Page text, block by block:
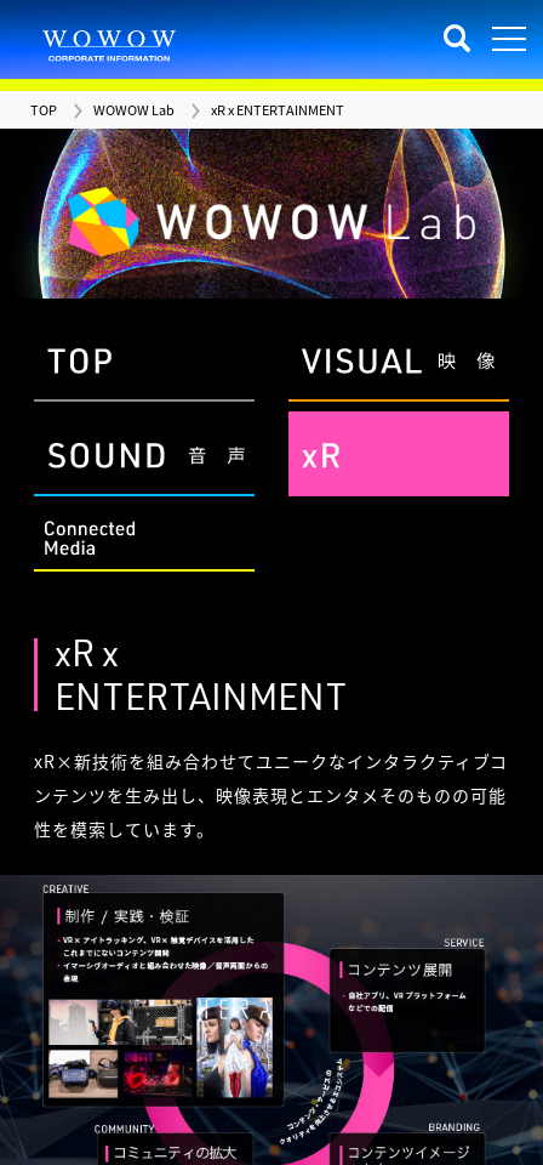
TOP WOWOW Lab xR x ENTERTAINMENT
xR x
ENTERTAINMENT
xR×新技術を組み合わせてユニークなインタラクティブコ
ンテンツを生み出し、映像表現とエンタメそのものの可能
性を模索しています。